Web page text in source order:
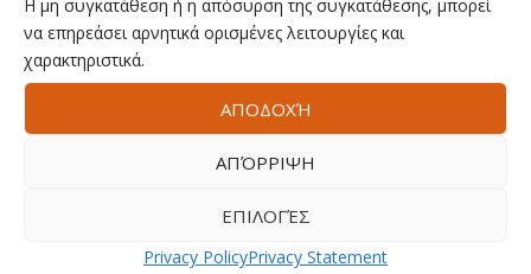
Η μη συγκατάθεση ή η απόσυρση της συγκατάθεσης, μπορεί
να επηρεάσει αρνητικά ορισμένες λειτουργίες και
χαρακτηριστικά.
ΑΠΟΔΟΧΉ
ΑΠΌΡΡΙΨΗ
ΕΠΙΛΟΓΈΣ
Privacy PolicyPrivacy Statement
ΑΚΟΛΟΥΘΗΣΤΕ ΜΑΣ
Facebook
Instagram